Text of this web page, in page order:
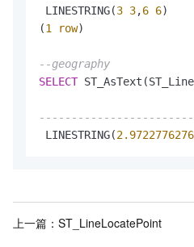
LINESTRING(3 3,6 6)
(1 row)
--geography
SELECT
LINESTRING(
上一篇： ST_LineLocatePoint